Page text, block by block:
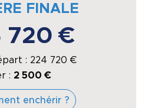
FINALE
720 €
: 224 720 €
: 2 500 €
enchérir ?